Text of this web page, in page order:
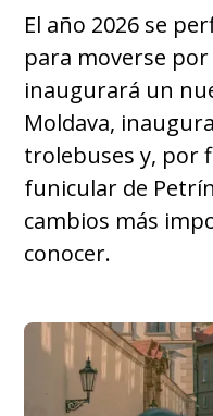
El año 2026 se
para moverse por
inaugurará un
Moldava,
trolebuses y, por
funicular de
cambios más
conocer.